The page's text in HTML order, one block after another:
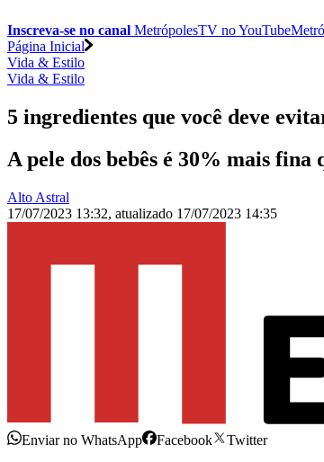
Inscreva-se no canal MetrópolesTV noYouTube
Página Inicial
Vida & Estilo
Vida & Estilo
5 ingredientes que você deve
A pele dos bebês é 30% mais fina
Alto Astral
17/07/2023 13:32, atualizado 17/07/2023 14:35
Enviar no WhatsApp Facebook
Twitter